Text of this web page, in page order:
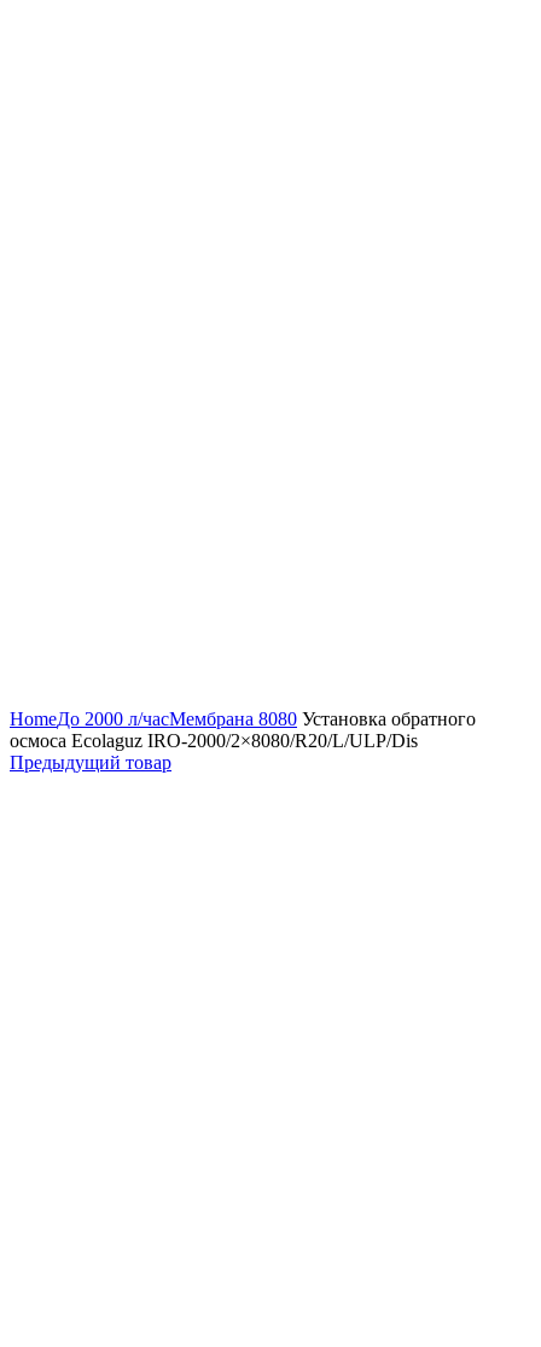
HomeДо 2000 л/часМембрана 8080 Установка обратного
осмоса Ecolaguz IRO-2000/2×8080/R20/L/ULP/Dis
Предыдущий товар